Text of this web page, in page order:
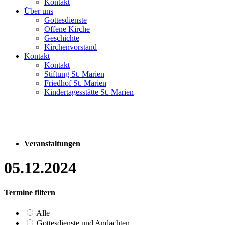
Kontakt
Über uns
Gottesdienste
Offene Kirche
Geschichte
Kirchenvorstand
Kontakt
Kontakt
Stiftung St. Marien
Friedhof St. Marien
Kindertagesstätte St. Marien
Veranstaltungen
05.12.2024
Termine filtern
Alle